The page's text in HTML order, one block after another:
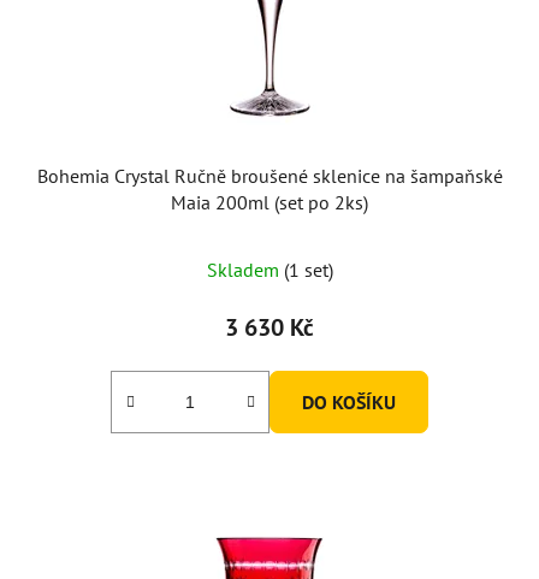
Bohemia Crystal Ručně broušené sklenice na šampaňské
Maia 200ml (set po 2ks)
Skladem (1 set)
3 630 Kč
DO KOŠÍKU